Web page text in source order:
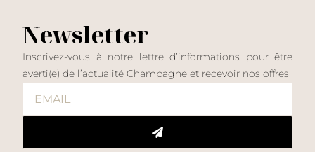
Newsletter
Inscrivez-vous à notre lettre d’informations pour être
averti(e) de l’actualité Champagne et recevoir nos offres